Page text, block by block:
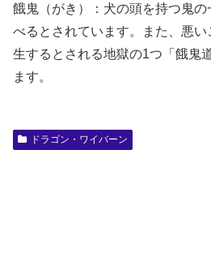
餓鬼（がき）：犬の頭を持つ鬼
べるとされています。また、悪
生するとされる地獄の1つ「餓鬼
ます。
ドラゴン・ワイバーン